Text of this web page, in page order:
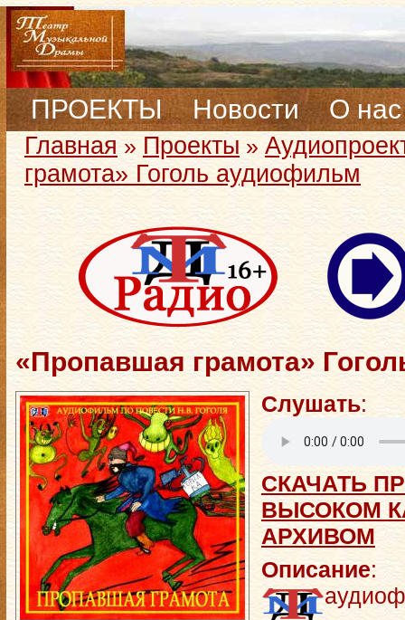
ПРОЕКТЫ Новости О нас
Главная» Проекты »
грамота» Гоголь аудиофильм
«Пропавшая грамота»
Слушать:
СКАЧАТЬ
ВЫСОКОМ
АРХИВОМ
Описание: